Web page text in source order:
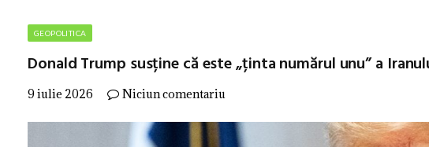
GEOPOLITICA
Donald Trump susține că este „ținta numărul unu” a
9 iulie 2026 Niciun comentariu